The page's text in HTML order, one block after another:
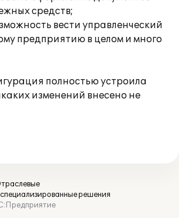
средств;
вести управленческий
предприятию в целом и много
полностью устроила
изменений внесено не
решения